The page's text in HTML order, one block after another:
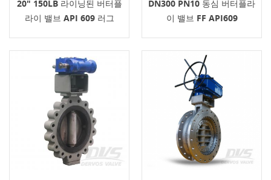
20" 150LB 라이닝된 버터플
라이 밸브 API 609 러그
DN300 PN10 동심 버터플라
이 밸브 FF API609